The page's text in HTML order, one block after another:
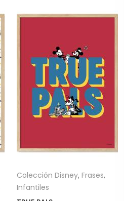
Colección Disney, Frases,
Infantiles